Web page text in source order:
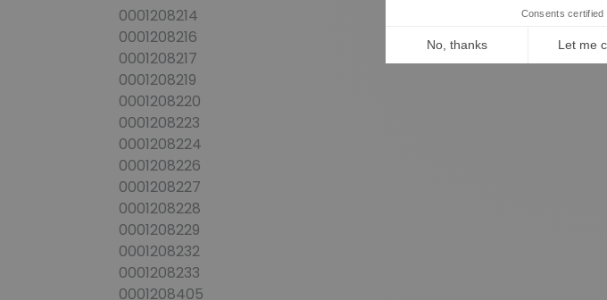
0001208214
0001208216
0001208217
0001208219
0001208220
0001208223
0001208224
0001208226
0001208227
0001208228
0001208229
0001208232
0001208233
0001208405